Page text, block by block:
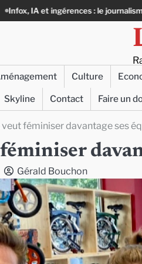
le journalisme peut-il encore lutter ?
Culture
Skyline Contact Faire un
veut féminiser davantage ses
Gérald Bouchon